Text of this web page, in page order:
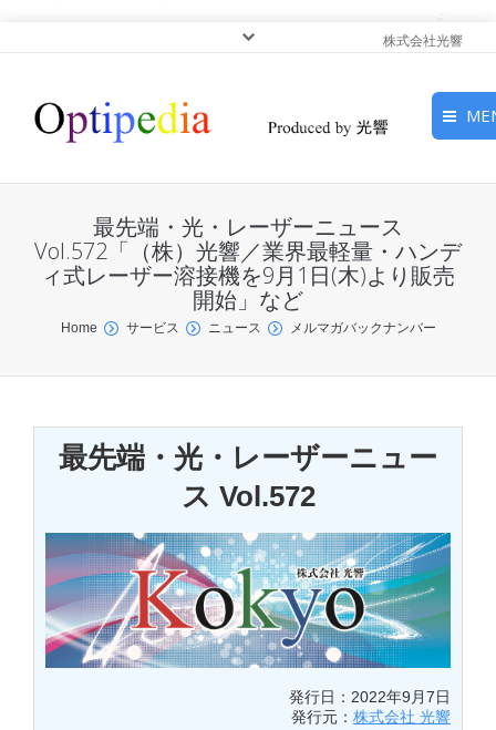
株式会社光響
ピックアップ
光基礎・光源
ン
サービス
最先端・光・レーザーニュース
Vol.572「（株）光響／業界最軽量・ハンデ
ィ式レーザー溶接機を9月1日(木)より販売
開始」など
You are here:
Home サービス ニュース メルマガバックナンバー
最先端・光・レーザーニュー
ス Vol.572
発行日：2022年9月7日
発行元： 株式会社 光響